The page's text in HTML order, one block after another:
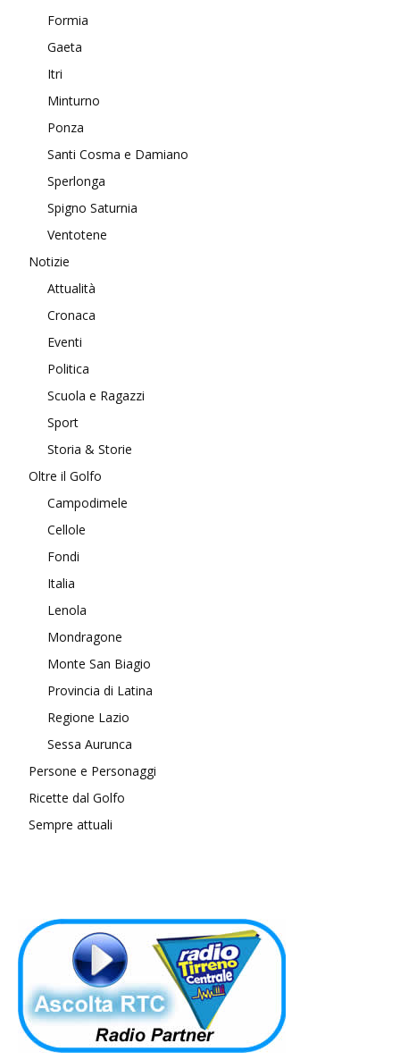
Formia
Gaeta
Itri
Minturno
Ponza
Santi Cosma e Damiano
Sperlonga
Spigno Saturnia
Ventotene
Notizie
Attualità
Cronaca
Eventi
Politica
Scuola e Ragazzi
Sport
Storia & Storie
Oltre il Golfo
Campodimele
Cellole
Fondi
Italia
Lenola
Mondragone
Monte San Biagio
Provincia di Latina
Regione Lazio
Sessa Aurunca
Persone e Personaggi
Ricette dal Golfo
Sempre attuali